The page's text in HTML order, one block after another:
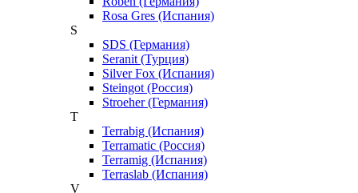
Rosa Gres (Испания)
S
SDS (Германия)
Seranit (Турция)
Silver Fox (Испания)
Steingot (Россия)
Stroeher (Германия)
T
Terrabig (Испания)
Terramatic (Россия)
Terramig (Испания)
Terraslab (Испания)
V